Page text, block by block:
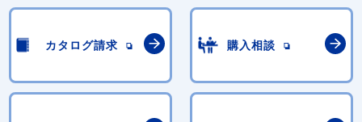
カタログ請求 購入相談